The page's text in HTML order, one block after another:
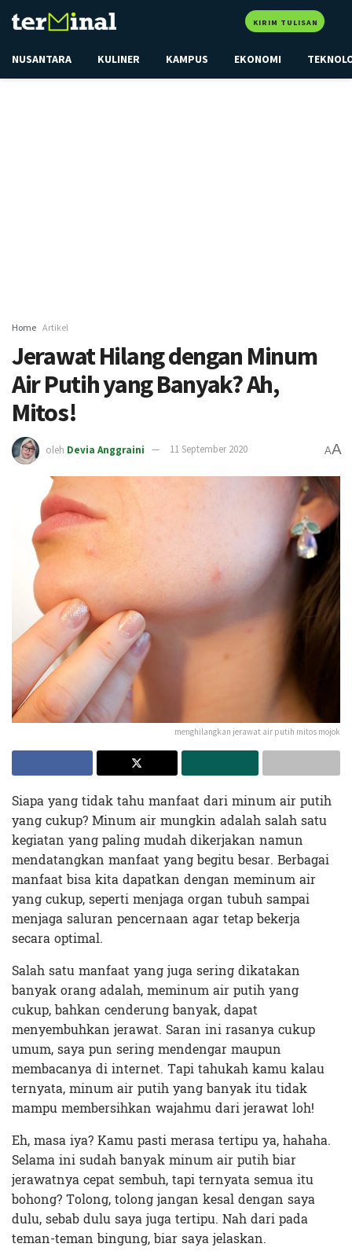
KIRIM TULISAN
NUSANTARA KULINER KAMPUS EKONOMI
Home Artikel
Jerawat Hilang dengan Minum
Air Putih yang Banyak? Ah,
Mitos!
oleh Devia Anggraini 11 September 2020 AA
menghilangkan jerawat air putih mitos mojok
Siapa yang tidak tahu manfaat dari minum air putih
yang cukup? Minum air mungkin adalah salah satu
kegiatan yang paling mudah dikerjakan namun
mendatangkan manfaat yang begitu besar. Berbagai
manfaat bisa kita dapatkan dengan meminum air
yang cukup, seperti menjaga organ tubuh sampai
menjaga saluran pencernaan agar tetap bekerja
secara optimal.
Salah satu manfaat yang juga sering dikatakan
banyak orang adalah, meminum air putih yang
cukup, bahkan cenderung banyak, dapat
menyembuhkan jerawat. Saran ini rasanya cukup
umum, saya pun sering mendengar maupun
membacanya di internet. Tapi tahukah kamu kalau
ternyata, minum air putih yang banyak itu tidak
mampu membersihkan wajahmu dari jerawat loh!
Eh, masa iya? Kamu pasti merasa tertipu ya, hahaha.
Selama ini sudah banyak minum air putih biar
jerawatnya cepat sembuh, tapi ternyata semua itu
bohong? Tolong, tolong jangan kesal dengan saya
dulu, sebab dulu saya juga tertipu. Nah dari pada
teman-teman bingung, biar saya jelaskan.